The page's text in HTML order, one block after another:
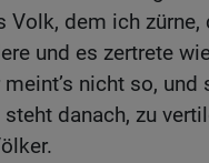
Volk, dem ich zürne,
und es zertrete
meint’s nicht so,
steht danach, zu